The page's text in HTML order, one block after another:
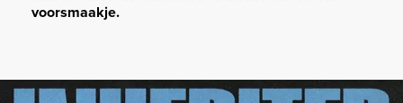
voorsmaakje.